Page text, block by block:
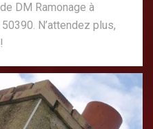
DM Ramonage à
N’attendez plus,